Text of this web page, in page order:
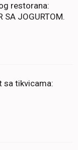
restorana:
SA JOGURTOM.
sa tikvicama: